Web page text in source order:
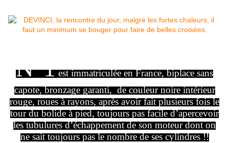
N°1est immatriculée en France, biplace sans
capote, bronzage garanti, de couleur noire intérieur
rouge, roues à rayons, après avoir fait plusieurs fois le
tour du bolide à pied, toujours pas facile d’apercevoir
les tubulures d’échappement de son moteur dont on
ne sait toujours pas le nombre de ses cylindres !!